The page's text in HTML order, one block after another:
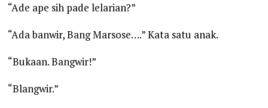
“Ade ape sih pade lelarian?”
“Ada banwir, Bang Marsose….” Kata satu anak.
“Bukaan. Bangwir!”
“Blangwir.”